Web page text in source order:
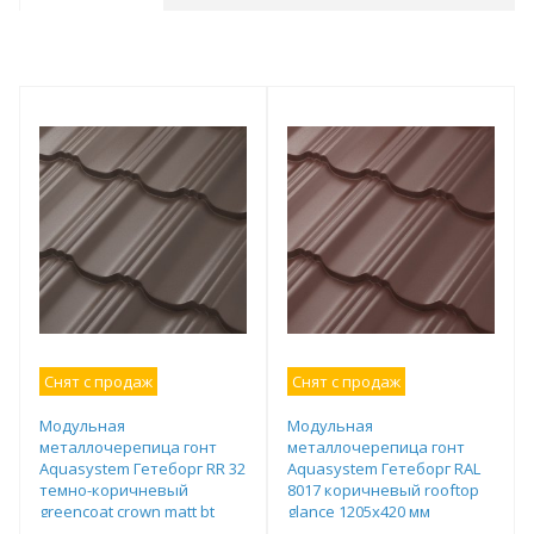
Снят с продаж
Модульная
металлочерепица гонт
Aquasystem Гетеборг RR 32
темно-коричневый
greencoat crown matt bt
Снят с продаж
Модульная
металлочерепица гонт
Aquasystem Гетеборг RAL
8017 коричневый rooftop
glance 1205х420 мм